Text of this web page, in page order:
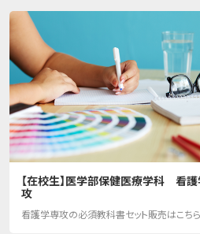
【在校生】医学部保健医療学科 看
攻
看護学専攻の必須教科書セット販売はこちら